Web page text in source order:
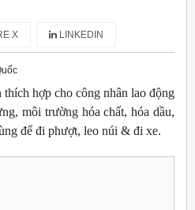
X LINKEDIN
hợp cho công nhân lao động
môi trường hóa chất, hóa dầu,
để đi phượt, leo núi & đi xe.